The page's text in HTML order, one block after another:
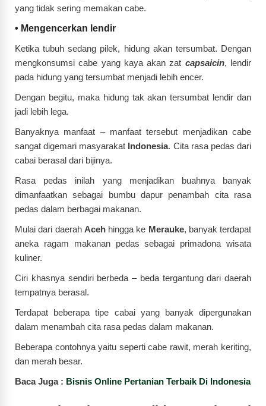
yang tidak sering memakan cabe.
• Mengencerkan lendir
Ketika tubuh sedang pilek, hidung akan tersumbat. Dengan
mengkonsumsi cabe yang kaya akan zat capsaicin, lendir
pada hidung yang tersumbat menjadi lebih encer.
Dengan begitu, maka hidung tak akan tersumbat lendir dan
jadi lebih lega.
Banyaknya manfaat – manfaat tersebut menjadikan cabe
sangat digemari masyarakat Indonesia. Cita rasa pedas dari
cabai berasal dari bijinya.
Rasa pedas inilah yang menjadikan buahnya banyak
dimanfaatkan sebagai bumbu dapur penambah cita rasa
pedas dalam berbagai makanan.
Mulai dari daerah Aceh hingga ke Merauke, banyak terdapat
aneka ragam makanan pedas sebagai primadona wisata
kuliner.
Ciri khasnya sendiri berbeda – beda tergantung dari daerah
tempatnya berasal.
Terdapat beberapa tipe cabai yang banyak dipergunakan
dalam menambah cita rasa pedas dalam makanan.
Beberapa contohnya yaitu seperti cabe rawit, merah keriting,
dan merah besar.
Baca Juga : Bisnis Online Pertanian Terbaik Di Indonesia